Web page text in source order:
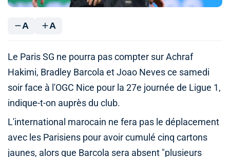
A A
Le Paris SG ne pourra pas compter sur Achraf
Hakimi, Bradley Barcola et Joao Neves ce samedi
soir face à l'OGC Nice pour la 27e journée de Ligue 1,
indique-t-on auprès du club.
L'international marocain ne fera pas le déplacement
avec les Parisiens pour avoir cumulé cinq cartons
jaunes, alors que Barcola sera absent "plusieurs